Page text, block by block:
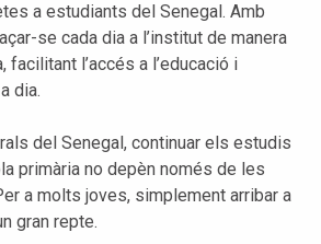
a estudiants del Senegal. Amb
se cada dia a l’institut de manera
facilitant l’accés a l’educació i
dia.
del Senegal, continuar els estudis
primària no depèn només de les
a molts joves, simplement arribar a
gran repte.